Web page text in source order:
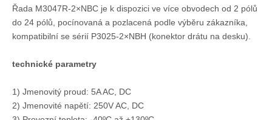
Řada M3047R-2×NBC je k dispozici ve více obvodech od 2 pólů
do 24 pólů, pocínovaná a pozlacená podle výběru zákazníka,
kompatibilní se sérií P3025-2×NBH (konektor drátu na desku).
technické parametry
1) Jmenovitý proud: 5A AC, DC
2) Jmenovité napětí: 250V AC, DC